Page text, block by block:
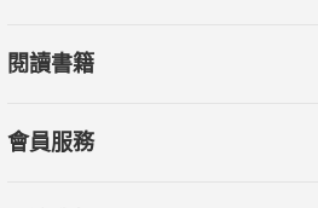
閱讀書籍
會員服務